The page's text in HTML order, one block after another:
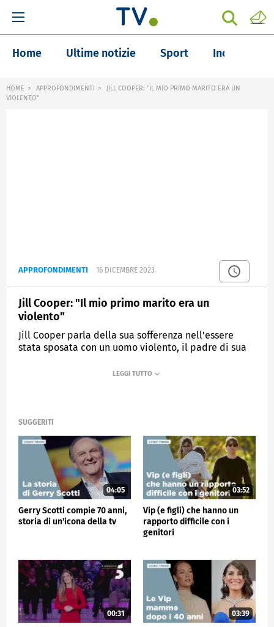
Home Ultime notizie Sport Inchieste
HOME APPROFONDIMENTI
JILL COOPER: "IL MIO PRIMO MARITO ERA UN
VIOLENTO"
APPROFONDIMENTI 16 DICEMBRE 2023
Jill Cooper: "Il mio primo marito era un
violento"
Jill Cooper parla della sua sofferenza nell'essere
stata sposata con un uomo violento, il padre di sua
SUGGERITI
04:05
Gerry Scotti compie 70 anni,
storia di un'icona della tv
03:52
Vip (e figli) che hanno un
rapporto difficile con i
genitori
00:31 03:39